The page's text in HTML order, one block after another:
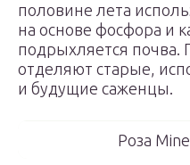
половине лета
на основе фосфора и
подрыхляется почва.
отделяют старые,
и будущие саженцы.
Роза